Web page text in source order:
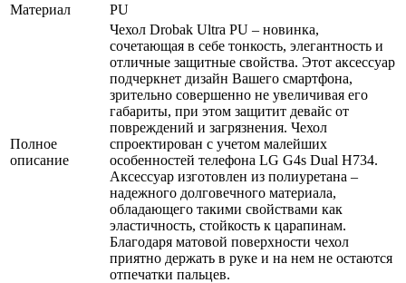
Материал
PU
Полное
описание
Чехол Drobak Ultra PU – новинка,
сочетающая в себе тонкость, элегантность и
отличные защитные свойства. Этот аксессуар
подчеркнет дизайн Вашего смартфона,
зрительно совершенно не увеличивая его
габариты, при этом защитит девайс от
повреждений и загрязнения. Чехол
спроектирован с учетом малейших
особенностей телефона LG G4s Dual H734.
Аксессуар изготовлен из полиуретана –
надежного долговечного материала,
обладающего такими свойствами как
эластичность, стойкость к царапинам.
Благодаря матовой поверхности чехол
приятно держать в руке и на нем не остаются
отпечатки пальцев.